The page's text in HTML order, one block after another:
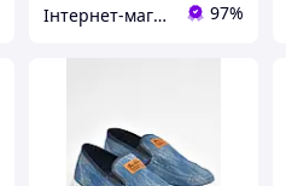
Інтернет-магазин Minimalka.com - мінімальні ціни на одяг та взуття, спідню білизну та інші товари 97%